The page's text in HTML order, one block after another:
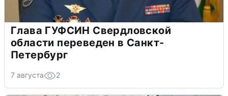
Глава ГУФСИН Свердловской
области переведен в Санкт-
Петербург
7 августа 2